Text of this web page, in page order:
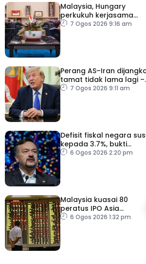
Malaysia, Hungary
perkukuh kerjasama
sektor pertanian
7 Ogos 2026 9:16 am
Perang AS–Iran
tamat tidak lama lagi –
Trump
7 Ogos 2026 9:11 am
Defisit fiskal negara
kepada 3.7%, bukti
keyakinan pelabur masih
6 Ogos 2026 2:20 pm
Malaysia kuasai 80
peratus IPO Asia
Tenggara, kumpul AS$1.4
6 Ogos 2026 1:32 pm